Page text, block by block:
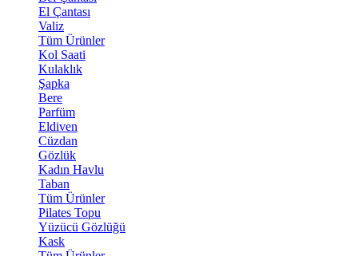
El Çantası
Valiz
Tüm Ürünler
Kol Saati
Kulaklık
Şapka
Bere
Parfüm
Eldiven
Cüzdan
Gözlük
Kadın Havlu
Taban
Tüm Ürünler
Pilates Topu
Yüzücü Gözlüğü
Kask